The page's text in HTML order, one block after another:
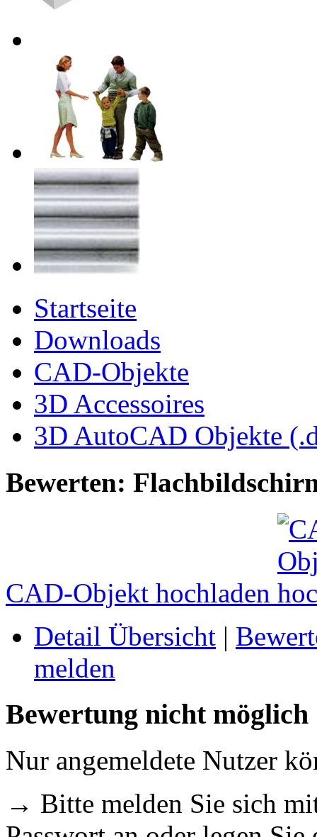
Startseite
Downloads
CAD-Objekte
3D Accessoires
3D AutoCAD Objekte
Bewerten:
CAD-Objekt hochladen
Detail Übersicht |
melden
Bewertung nicht möglich
Nur angemeldete Nutzer
→ Bitte melden Sie sich